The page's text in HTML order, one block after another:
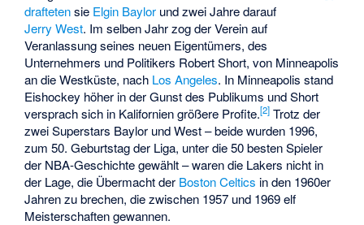
draftetensie Elgin Baylor und zwei Jahre darauf
Jerry West. Im selben Jahr zog der Verein auf
Veranlassung seines neuen Eigentümers, des
Unternehmers und Politikers Robert Short, von Minneapolis
an die Westküste, nach Los Angeles. In Minneapolis stand
Eishockey höher in der Gunst des Publikums und Short
versprach sich in Kalifornien größere Profite.[2] Trotz der
zwei Superstars Baylor und West – beide wurden 1996,
zum 50. Geburtstag der Liga, unter die 50 besten Spieler
der NBA-Geschichte gewählt – waren die Lakers nicht in
der Lage, die Übermacht der Boston Celtics in den 1960er
Jahren zu brechen, die zwischen 1957 und 1969 elf
Meisterschaften gewannen.